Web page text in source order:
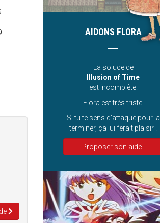
AIDONS FLORA
La soluce de
Illusion of Time
est incomplète.
Flora est très triste.
Si tu te sens d’attaque pour la
terminer, ça lui ferait plaisir !
Proposer son aide !